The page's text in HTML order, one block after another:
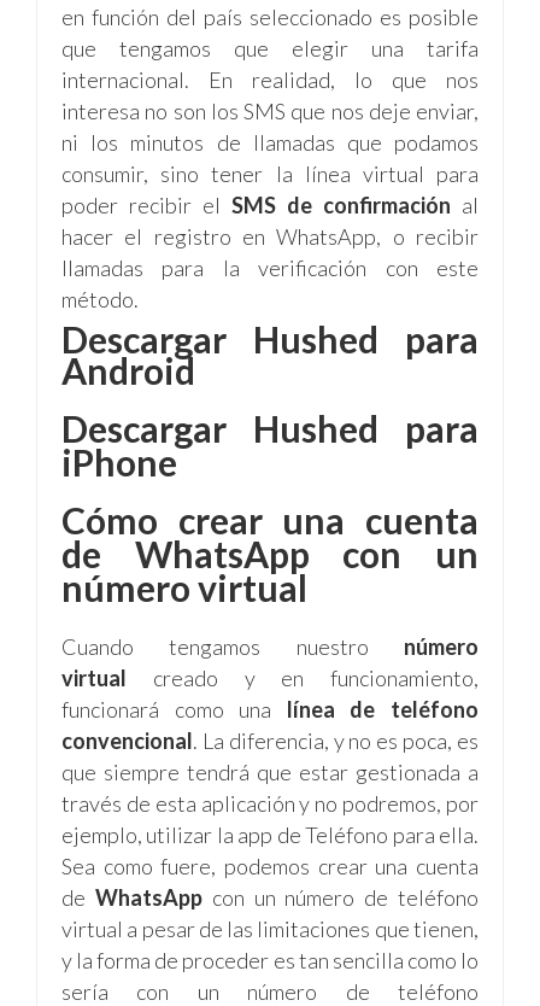
en función del país seleccionado es posible
que tengamos que elegir una tarifa
internacional. En realidad, lo que nos
interesa no son los SMS que nos deje enviar,
ni los minutos de llamadas que podamos
consumir, sino tener la línea virtual para
poder recibir el SMS de confirmación al
hacer el registro en WhatsApp, o recibir
llamadas para la verificación con este
método.
Descargar Hushed para
Android
Descargar Hushed para
iPhone
Cómo crear una cuenta
de WhatsApp con un
número virtual
Cuando tengamos nuestro número
virtual creado y en funcionamiento,
funcionará como una línea de teléfono
convencional. La diferencia, y no es poca, es
que siempre tendrá que estar gestionada a
través de esta aplicación y no podremos, por
ejemplo, utilizar la app de Teléfono para ella.
Sea como fuere, podemos crear una cuenta
de WhatsAppcon un número de teléfono
virtual a pesar de las limitaciones que tienen,
y la forma de proceder es tan sencilla como lo
sería con un número de teléfono